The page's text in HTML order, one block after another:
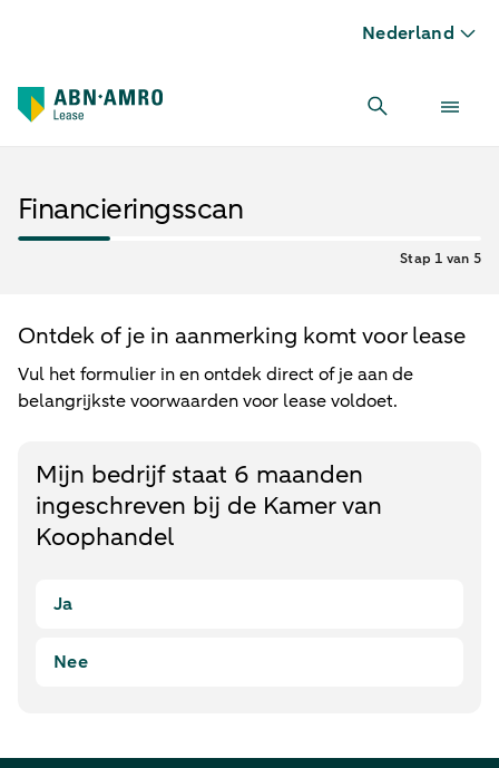
Nederland
Financieringsscan
Stap 1 van 5
Ontdek of je in aanmerking komt voor lease
Vul het formulier in en ontdek direct of je aan de
belangrijkste voorwaarden voor lease voldoet.
Mijn bedrijf staat 6 maanden
ingeschreven bij de Kamer van
Koophandel
Ja
Nee